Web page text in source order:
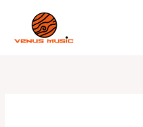
contenu